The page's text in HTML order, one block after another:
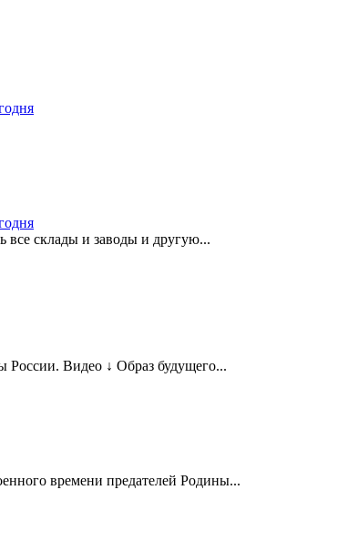
все склады и заводы и другую...
России. Видео ↓ Образ будущего...
времени предателей Родины...